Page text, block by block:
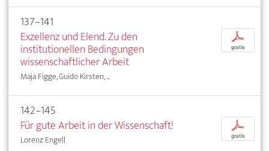
137–141
Exzellenz und Elend. Zu den
institutionellen Bedingungen
wissenschaftlicher Arbeit
Maja Figge, Guido Kirsten, ...
p
gratis
142–145
Für gute Arbeit in der Wissenschaft!
Lorenz Engell
p
gratis